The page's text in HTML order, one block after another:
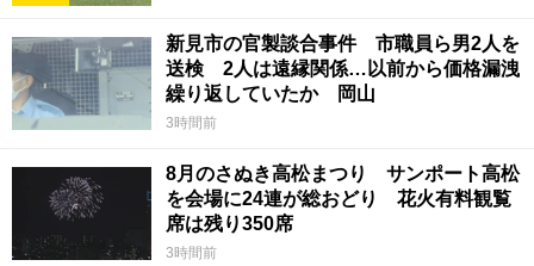
新見市の官製談合事件 市職員ら男2人を
送検 2人は遠縁関係…以前から価格漏洩
繰り返していたか 岡山
3時間前
8月のさぬき高松まつり サンポート高松
を会場に24連が総おどり 花火有料観覧
席は残り350席
3時間前